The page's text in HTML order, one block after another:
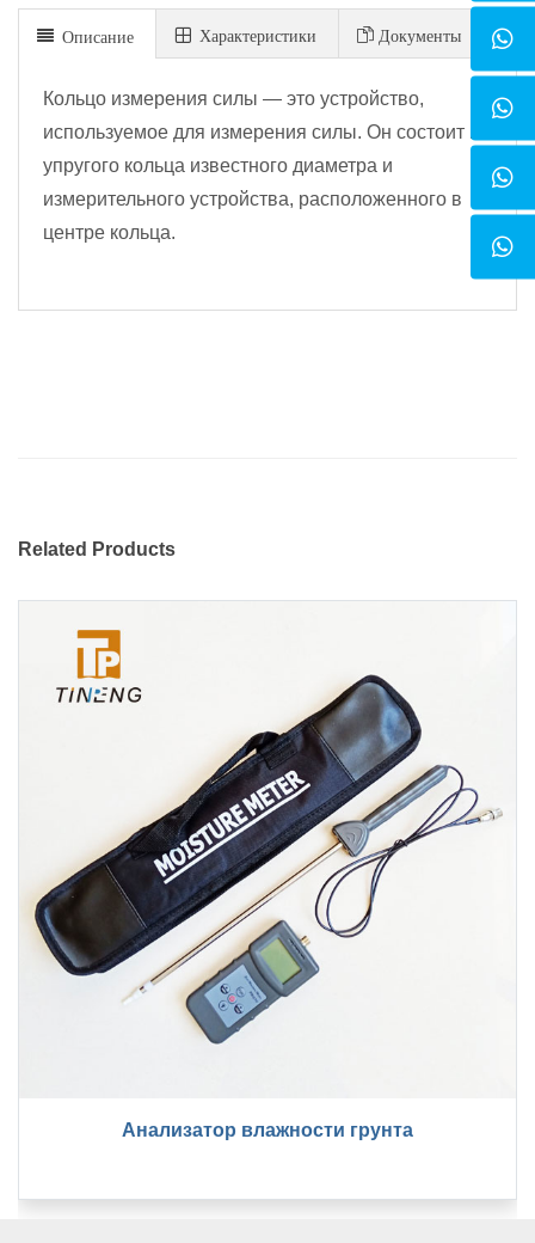
Описание Xарактеристики Документы
Кольцо измерения силы — это устройство,
используемое для измерения силы. Он состоит из
упругого кольца известного диаметра и
измерительного устройства, расположенного в
центре кольца.
Related Products
Анализатор влажности грунта